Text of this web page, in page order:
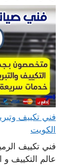
الكويت
فني تكييف
عالم التكييف و